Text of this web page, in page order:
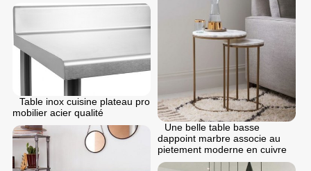
Une belle table basse
dappoint marbre associe au
pietement moderne en cuivre
Table inox cuisine plateau pro
mobilier acier qualité